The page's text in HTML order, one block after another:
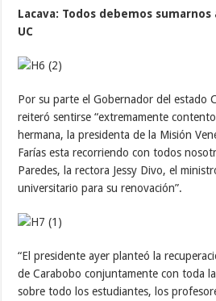
Lacava: Todos debemos
UC
Por su parte el Gobernador del estado
reiteró sentirse “extremamente
hermana, la presidenta de la Misión
Farías esta recorriendo con todos
Paredes, la rectora Jessy Divo, el
universitario para su renovación”.
“El presidente ayer planteó la
de Carabobo conjuntamente con toda
sobre todo los estudiantes, los